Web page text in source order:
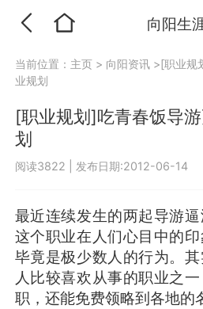
向阳生
当前位置： 主页 > 向阳资讯 >[职业规
业规划
[职业规划]吃青春饭导
划
阅读3822 发布日期:2012-06-14
最近连续发生的两起导游
这个职业在人们心目中的
毕竟是极少数人的行为。
人比较喜欢从事的职业之
职，还能免费领略到各地的